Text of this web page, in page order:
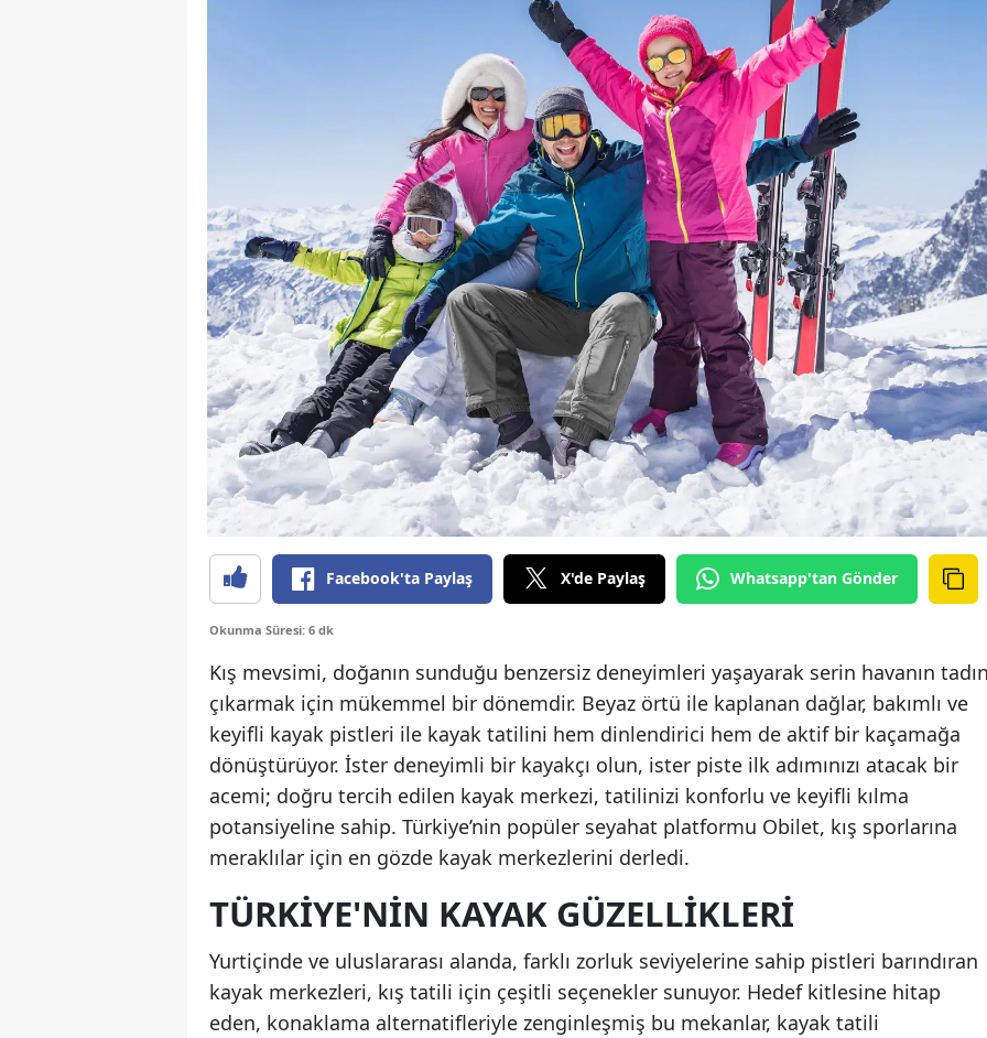
Facebook'ta Paylaş X'de Paylaş Whatsapp'tan Gönder
Okunma Süresi: 6 dk
Kış mevsimi, doğanın sunduğu benzersiz deneyimleri yaşayarak serin havanın
çıkarmak için mükemmel bir dönemdir. Beyaz örtü ile kaplanan dağlar, bakımlı ve
keyifli kayak pistleri ile kayak tatilini hem dinlendirici hem de aktif bir kaçamağa
dönüştürüyor. İster deneyimli bir kayakçı olun, ister piste ilk adımınızı atacak bir
acemi; doğru tercih edilen kayak merkezi, tatilinizi konforlu ve keyifli kılma
potansiyeline sahip. Türkiye’nin popüler seyahat platformu Obilet, kış sporlarına
meraklılar için en gözde kayak merkezlerini derledi.
TÜRKIYE'NIN KAYAK GÜZELLIKLERI
Yurtiçinde ve uluslararası alanda, farklı zorluk seviyelerine sahip pistleri barındıran
kayak merkezleri, kış tatili için çeşitli seçenekler sunuyor. Hedef kitlesine hitap
eden, konaklama alternatifleriyle zenginleşmiş bu mekanlar, kayak tatili